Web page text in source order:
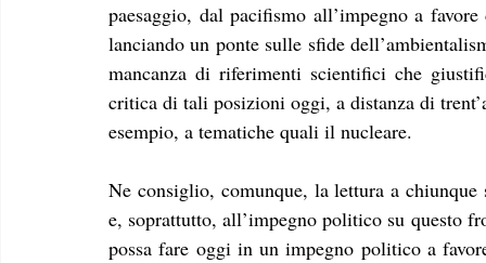
paesaggio, dal pacifismo all’impegno a
lanciando un ponte sulle sfide
mancanza di riferimenti scientifici che
critica di tali posizioni oggi, a distanza di
esempio, a tematiche quali il nucleare.
Ne consiglio, comunque, la lettura a
e, soprattutto, all’impegno politico su questo
possa fare oggi in un impegno politico a